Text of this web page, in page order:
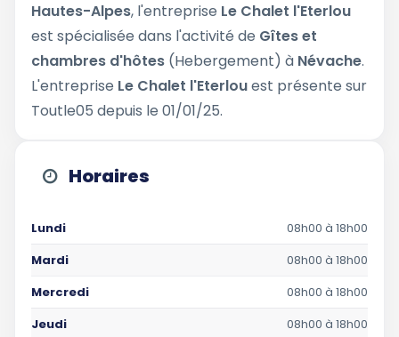
Hautes-Alpes, l'entreprise Le Chalet l'Eterlou
est spécialisée dans l'activité de Gîtes et
chambres d'hôtes (Hebergement) à Névache.
L'entreprise Le Chalet l'Eterlouest présente sur
Toutle05 depuis le 01/01/25.
Horaires
Lundi
08h00 à 18h00
Mardi
08h00 à 18h00
Mercredi
08h00 à 18h00
Jeudi
08h00 à 18h00